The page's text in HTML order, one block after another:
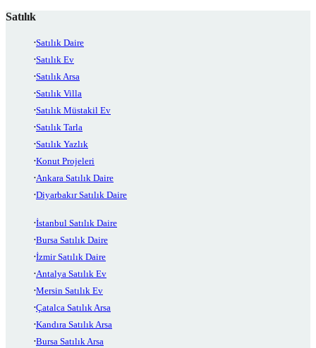
Satılık
Satılık Daire
Satılık Ev
Satılık Arsa
Satılık Villa
Satılık Müstakil Ev
Satılık Tarla
Satılık Yazlık
Konut Projeleri
Ankara Satılık Daire
Diyarbakır Satılık Daire
İstanbul Satılık Daire
Bursa Satılık Daire
İzmir Satılık Daire
Antalya Satılık Ev
Mersin Satılık Ev
Çatalca Satılık Arsa
Kandıra Satılık Arsa
Bursa Satılık Arsa